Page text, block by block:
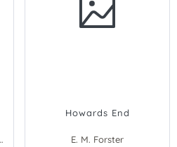
Arouet Voltaire)
Howards End
E. M. Forster